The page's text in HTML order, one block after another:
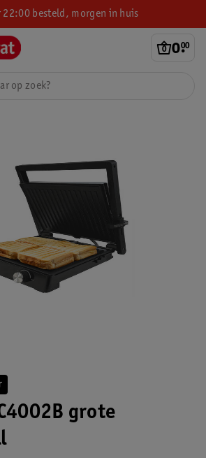
22:00 besteld, morgen in huis
0.
00
grote